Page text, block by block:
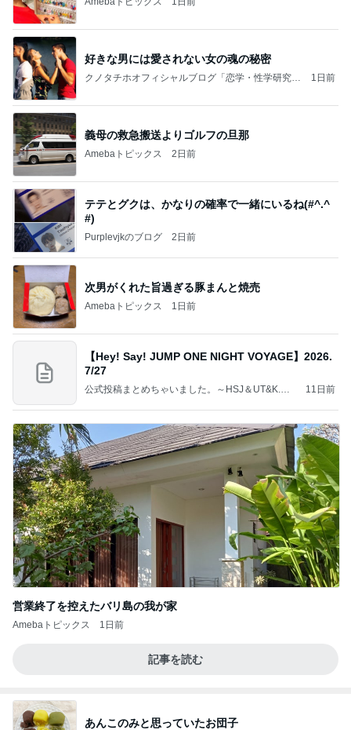
好きな男には愛されない女の魂の秘密
クノタチホオフィシャルブログ「恋学・性学研究
1日前
義母の救急搬送よりゴルフの旦那
Amebaトピックス 2日前
テテとグクは、かなりの確率で一緒にいるね(#^.^
#)
Purplevjkのブログ 2日前
次男がくれた旨過ぎる豚まんと焼売
Amebaトピックス 1日前
【Hey! Say! JUMP ONE NIGHT VOYAGE】2026.
7/27
公式投稿まとめちゃいました。～HSJ＆UT&K.O.
11日前
営業終了を控えたバリ島の我が家
Amebaトピックス 1日前
記事を読む
あんこのみと思っていたお団子